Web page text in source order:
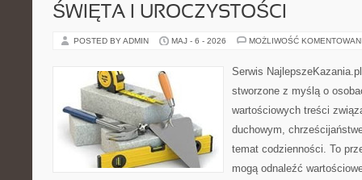
ŚWIĘTA I UROCZYSTOŚCI
POSTED BY ADMIN MAJ - 6 - 2026 MOŻLIWOŚĆ
Serwis
stworzone z myślą o
wartościowych treści
duchowym,
temat codzienności. To
mogą odnaleźć